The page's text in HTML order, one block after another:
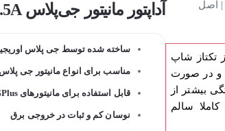
تکتاز شاپ
و در صورت
بیشتر از
سالم
آداپتور مانیتور جی‌پلاس Original 12V 2.5A | اصل گلدیران
ساخته شده توسط جی پلاس
مناسب برای انواع مانیتور جی
قابل استفاده برای مانیتورهای GPlus و 12V DC compatible
نوسان کم و ثبات در خروجی برق